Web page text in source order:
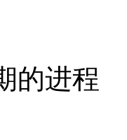
的进程